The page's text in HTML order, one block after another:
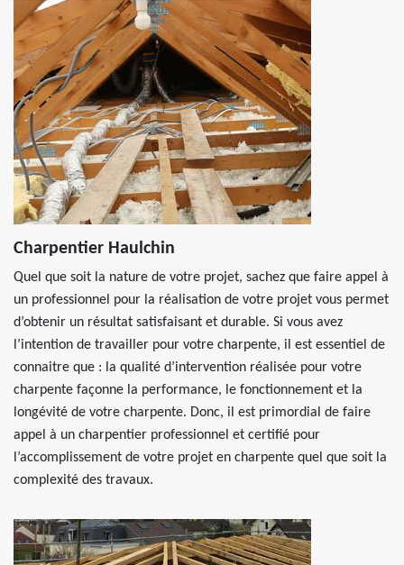
Charpentier Haulchin
Quel que soit la nature de votre projet, sachez que faire appel à
un professionnel pour la réalisation de votre projet vous permet
d’obtenir un résultat satisfaisant et durable. Si vous avez
l’intention de travailler pour votre charpente, il est essentiel de
connaitre que : la qualité d’intervention réalisée pour votre
charpente façonne la performance, le fonctionnement et la
longévité de votre charpente. Donc, il est primordial de faire
appel à un charpentier professionnel et certifié pour
l’accomplissement de votre projet en charpente quel que soit la
complexité des travaux.